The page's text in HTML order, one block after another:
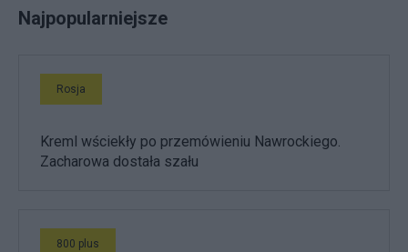
Najpopularniejsze
Rosja
Kreml wściekły po przemówieniu Nawrockiego.
Zacharowa dostała szału
800 plus